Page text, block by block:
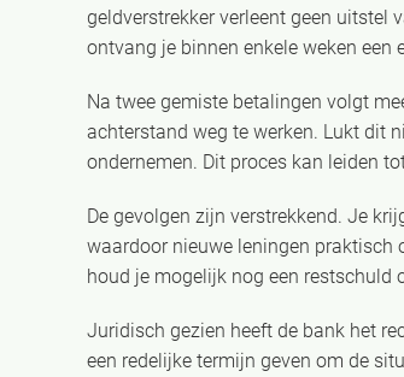
geldverstrekker verleent geen uitstel
ontvang je binnen enkele weken een
Na twee gemiste betalingen volgt
achterstand weg te werken. Lukt dit
ondernemen. Dit proces kan leiden
De gevolgen zijn verstrekkend. Je
waardoor nieuwe leningen praktisch
houd je mogelijk nog een restschuld
Juridisch gezien heeft de bank het
een redelijke termijn geven om de